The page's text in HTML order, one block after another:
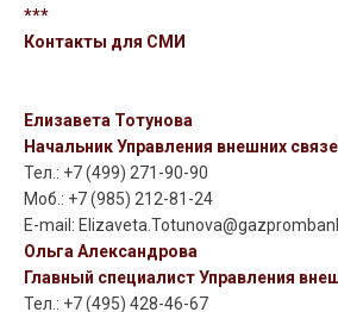
***
Контакты для СМИ
Елизавета Тотунова
Начальник Управления внешних
Тел.: +7 (499) 271-90-90
Моб.: +7 (985) 212-81-24
E-mail:
Ольга Александрова
Главный специалист Управления
Тел.: +7 (495) 428-46-67